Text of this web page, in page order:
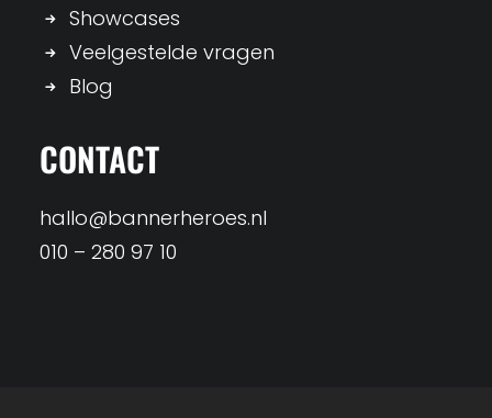
Showcases
Veelgestelde vragen
Blog
CONTACT
hallo@bannerheroes.nl
010 – 280 97 10